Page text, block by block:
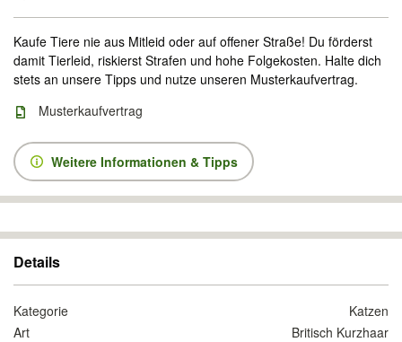
Kaufe Tiere nie aus Mitleid oder auf offener Straße! Du förderst
damit Tierleid, riskierst Strafen und hohe Folgekosten. Halte dich
stets an unsere Tipps und nutze unseren Musterkaufvertrag.
Musterkaufvertrag
Weitere Informationen & Tipps
Details
Kategorie
Katzen
Art
Britisch Kurzhaar